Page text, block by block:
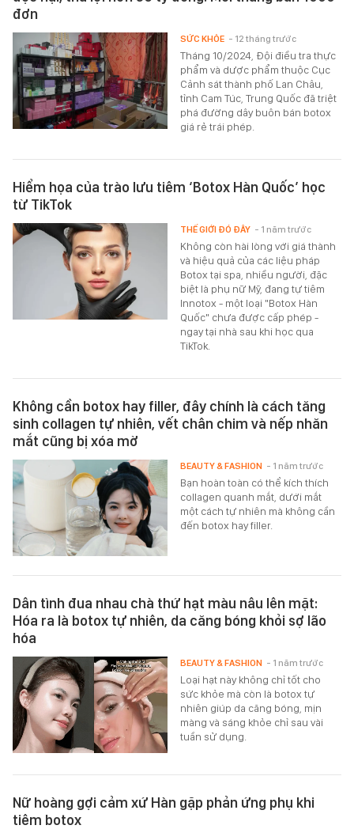
đơn
Tháng 10/2024, Đội điều tra thực
phẩm và dược phẩm thuộc Cục
Cảnh sát thành phố Lan Châu,
tỉnh Cam Túc, Trung Quốc đã triệt
phá đường dây buôn bán botox
giá rẻ trái phép.
SỨC KHỎE - 12 tháng trước
Hiểm họa của trào lưu tiêm ‘Botox Hàn Quốc’ học
từ TikTok
Không còn hài lòng với giá thành
và hiệu quả của các liệu pháp
Botox tại spa, nhiều người, đặc
biệt là phụ nữ Mỹ, đang tự tiêm
Innotox - một loại "Botox Hàn
Quốc" chưa được cấp phép -
ngay tại nhà sau khi học qua
TikTok.
THẾ GIỚI ĐÓ ĐÂY - 1 năm trước
Không cần botox hay filler, đây chính là cách tăng
sinh collagen tự nhiên, vết chân chim và nếp nhăn
mắt cũng bị xóa mờ
Bạn hoàn toàn có thể kích thích
collagen quanh mắt, dưới mắt
một cách tự nhiên mà không cần
đến botox hay filler.
BEAUTY & FASHION - 1 năm trước
Dân tình đua nhau chà thứ hạt màu nâu lên mặt:
Hóa ra là botox tự nhiên, da căng bóng khỏi sợ lão
hóa
Loại hạt này không chỉ tốt cho
sức khỏe mà còn là botox tự
nhiên giúp da căng bóng, mịn
màng và sáng khỏe chỉ sau vài
tuần sử dụng.
BEAUTY & FASHION - 1 năm trước
Nữ hoàng gợi cảm xứ Hàn gặp phản ứng phụ khi
tiêm botox